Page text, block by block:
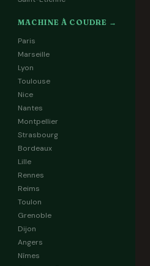
MACHINE À COUDRE →
Paris
Marseille
Lyon
Toulouse
Nice
Nantes
Montpellier
Strasbourg
Bordeaux
Lille
Rennes
Reims
Toulon
Grenoble
Dijon
Angers
Nîmes